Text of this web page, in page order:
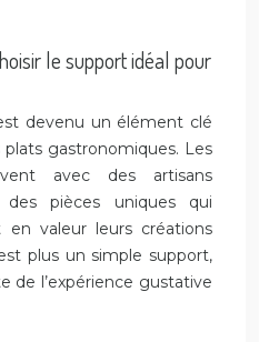
le support idéal pour
devenu un élément clé
gastronomiques. Les
avec des artisans
pièces uniques qui
valeur leurs créations
plus un simple support,
de l’expérience gustative